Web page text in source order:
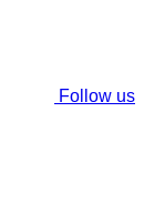
Follow us